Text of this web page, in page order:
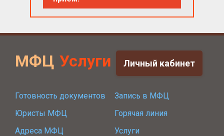
МФЦ Услуги Личный кабинет
Готовность документов
Запись в МФЦ
Юристы МФЦ
Горячая линия
Адреса МФЦ
Услуги